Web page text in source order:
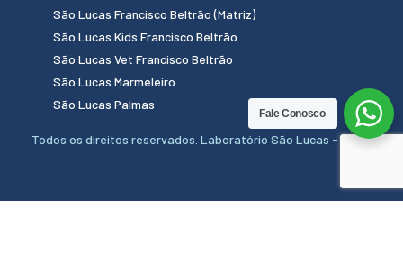
São Lucas Francisco Beltrão (Matriz)
São Lucas Kids Francisco Beltrão
São Lucas Vet Francisco Beltrão
São Lucas Marmeleiro
São Lucas Palmas
Todos os direitos reservados. Laboratório São Lucas - 2024.
Fale Conosco